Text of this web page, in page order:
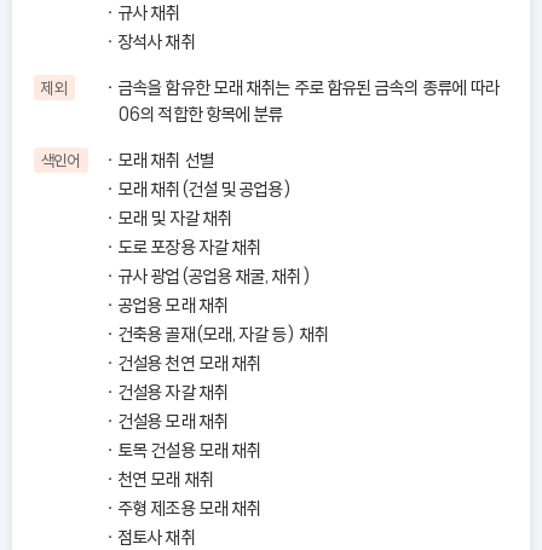
규사 채취
장석사 채취
제외
금속을 함유한 모래 채취는 주로 함유된 금속의 종류에 따라
06의 적합한 항목에 분류
색인어
모래 채취 선별
모래 채취(건설 및 공업용)
모래 및 자갈 채취
도로 포장용 자갈 채취
규사 광업(공업용 채굴, 채취)
공업용 모래 채취
건축용 골재(모래, 자갈 등) 채취
건설용 천연 모래 채취
건설용 자갈 채취
건설용 모래 채취
토목 건설용 모래 채취
천연 모래 채취
주형 제조용 모래 채취
점토사 채취